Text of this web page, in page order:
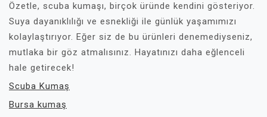
Özetle, scuba kumaşı, birçok üründe kendini gösteriyor.
Suya dayanıklılığı ve esnekliği ile günlük yaşamımızı
kolaylaştırıyor. Eğer siz de bu ürünleri denemediyseniz,
mutlaka bir göz atmalısınız. Hayatınızı daha eğlenceli
hale getirecek!
Scuba Kumaş
Bursa kumaş